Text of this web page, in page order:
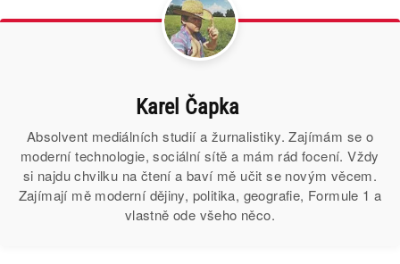
Karel Čapka
Absolvent mediálních studií a žurnalistiky. Zajímám se o
moderní technologie, sociální sítě a mám rád focení. Vždy
si najdu chvilku na čtení a baví mě učit se novým věcem.
Zajímají mě moderní dějiny, politika, geografie, Formule 1 a
vlastně ode všeho něco.